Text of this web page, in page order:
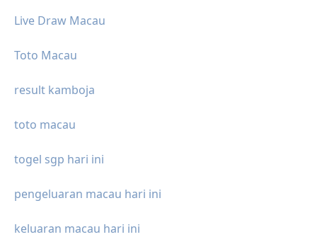
Live Draw Macau
Toto Macau
result kamboja
toto macau
togel sgp hari ini
pengeluaran macau hari ini
keluaran macau hari ini